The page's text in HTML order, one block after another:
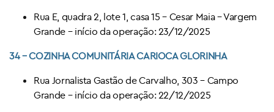
Rua E, quadra 2, lote 1, casa 15 – Cesar Maia – Vargem
Grande – início da operação: 23/12/2025
34 – COZINHA COMUNITÁRIA CARIOCA GLORINHA
Rua Jornalista Gastão de Carvalho, 303 – Campo
Grande – início da operação: 22/12/2025